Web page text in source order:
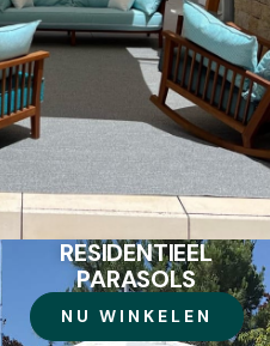
RESIDENTIEEL
PARASOLS
NU WINKELEN